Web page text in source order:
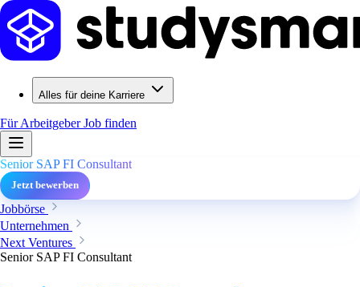
Alles für deine Karriere
Für ArbeitgeberJob finden
Senior SAP FI Consultant
Jetzt bewerben
Jobbörse
Unternehmen
Next Ventures
Senior SAP FI Consultant